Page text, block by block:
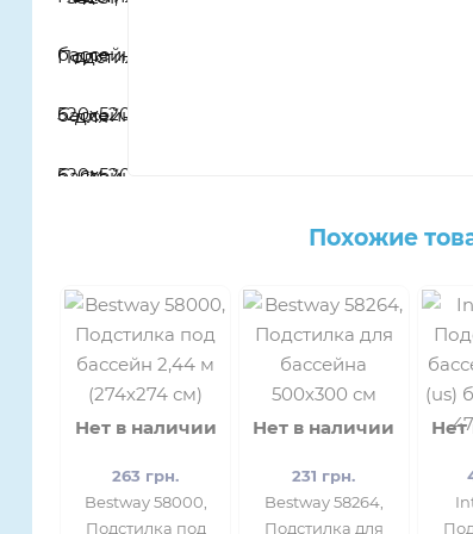
Похожие
Нет в наличии
263 грн.
Bestway 58000,
Подстилка под
Нет в наличии
231 грн.
Bestway 58264,
Подстилка для
Нет